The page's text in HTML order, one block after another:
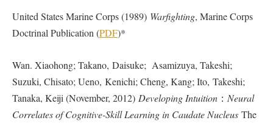
United States Marine Corps (1989) Warfighting, Marine Corps
Doctrinal Publication (PDF)*
Wan. Xiaohong; Takano, Daisuke; Asamizuya, Takeshi;
Suzuki, Chisato; Ueno, Kenichi; Cheng, Kang; Ito, Takeshi;
Tanaka, Keiji (November, 2012) Developing Intuition ： Neural
Correlates of Cognitive-Skill Learning in Caudate Nucleus The